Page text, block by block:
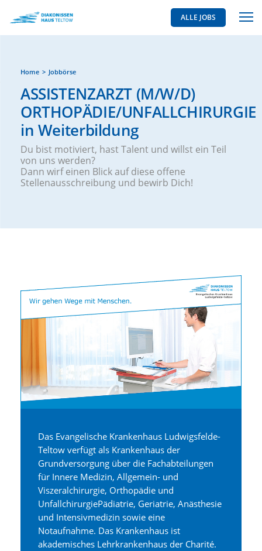
ALLE JOBS
Home Jobbörse
ASSISTENZARZT (M/W/D)
ORTHOPÄDIE/UNFALLCHIRURGIE
in Weiterbildung
Du bist motiviert, hast Talent und willst ein Teil
von uns werden?
Dann wirf einen Blick auf diese offene
Stellenausschreibung und bewirb Dich!
Das Evangelische Krankenhaus Ludwigsfelde-
Teltow verfügt als Krankenhaus der
Grundversorgung über die Fachabteilungen
für Innere Medizin, Allgemein- und
Viszeralchirurgie, Orthopädie und
UnfallchirurgiePädiatrie, Geriatrie, Anästhesie
und Intensivmedizin sowie eine
Notaufnahme. Das Krankenhaus ist
akademisches Lehrkrankenhaus der Charité.